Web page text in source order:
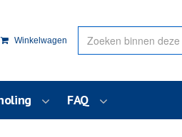
Winkelwagen
FAQ